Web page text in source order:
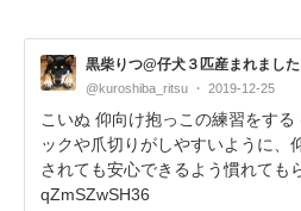
黒柴りつ@仔犬３匹産まれました
@kuroshiba_ritsu 2019-12-25
こいぬ 仰向け抱っこの練習をす
ックや爪切りがしやすいように、
されても安心できるよう慣れても
qZmSZwSH36